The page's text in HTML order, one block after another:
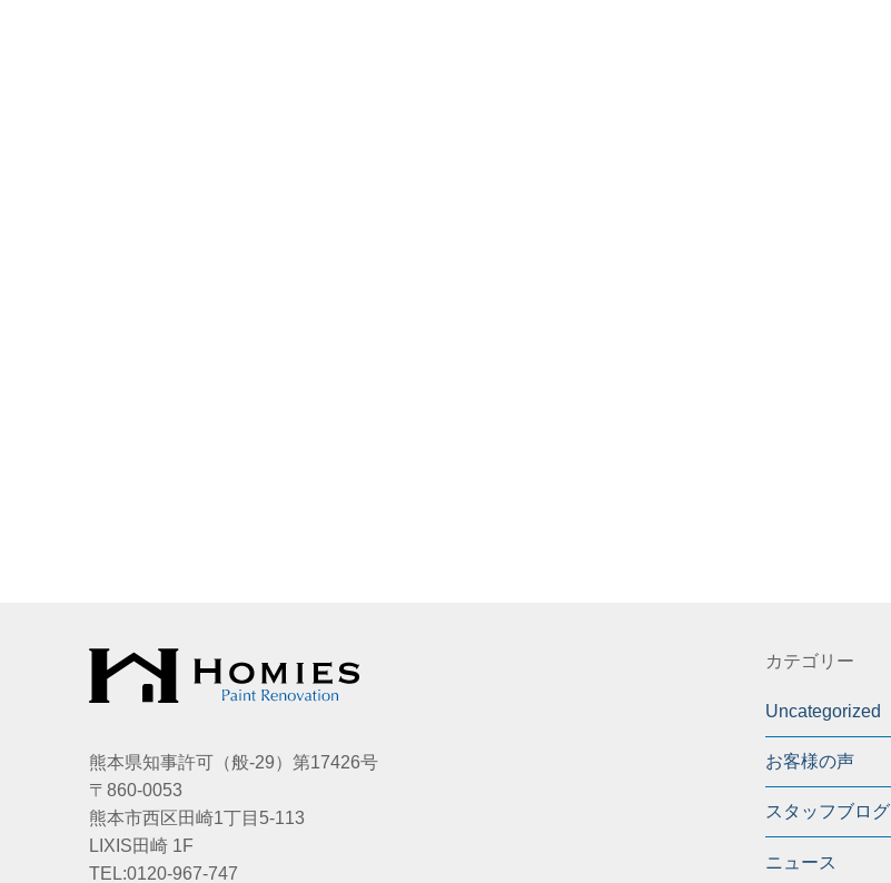
熊本県知事許可（般-29）第17426号
〒860-0053
熊本市西区田崎1丁目5-113
LIXIS田崎 1F
TEL:0120-967-747
カテゴリー
Uncategorized
お客様の声
スタッフブログ
ニュース